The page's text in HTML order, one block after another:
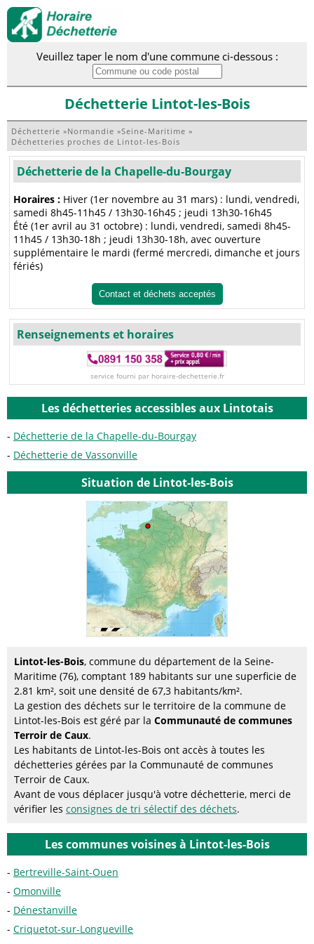
Veuillez taper le nom d'une commune ci-dessous :
Déchetterie Lintot-les-Bois
Déchetterie »Normandie »Seine-Maritime »
Déchetteries proches de Lintot-les-Bois
Déchetterie de la Chapelle-du-Bourgay
Horaires : Hiver (1er novembre au 31 mars) : lundi, vendredi,
samedi 8h45-11h45 / 13h30-16h45 ; jeudi 13h30-16h45
Été (1er avril au 31 octobre) : lundi, vendredi, samedi 8h45-
11h45 / 13h30-18h ; jeudi 13h30-18h, avec ouverture
supplémentaire le mardi (fermé mercredi, dimanche et jours
fériés)
Contact et déchets acceptés
Renseignements et horaires
service fourni par horaire-dechetterie.fr
Les déchetteries accessibles aux Lintotais
Déchetterie de la Chapelle-du-Bourgay
Déchetterie de Vassonville
Situation de Lintot-les-Bois
Lintot-les-Bois, commune du département de la Seine-
Maritime (76), comptant 189 habitants sur une superficie de
2.81 km², soit une densité de 67,3 habitants/km².
La gestion des déchets sur le territoire de la commune de
Lintot-les-Bois est géré par la Communauté de communes
Terroir de Caux.
Les habitants de Lintot-les-Bois ont accès à toutes les
déchetteries gérées par la Communauté de communes
Terroir de Caux.
Avant de vous déplacer jusqu'à votre déchetterie, merci de
vérifier les consignes de tri sélectif des déchets.
Les communes voisines à Lintot-les-Bois
Bertreville-Saint-Ouen
Omonville
Dénestanville
Criquetot-sur-Longueville